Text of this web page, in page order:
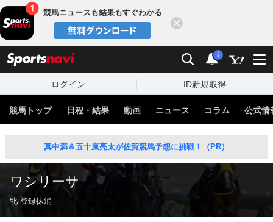
競馬ニュースも結果もすぐわかる
検索 通知
i
ログイン ID新規取得
競馬トップ 日程・結果 動画 ニュース コラム 公式情
真中満＆五十嵐亮太が佐賀競馬予想に挑戦！（PR）
ワシリーサ
牝 登録抹消